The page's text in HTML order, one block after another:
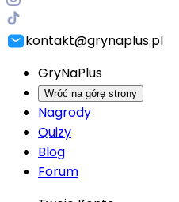
kontakt@grynaplus.pl
GryNaPlus
Wróć na górę strony
Nagrody
Quizy
Blog
Forum